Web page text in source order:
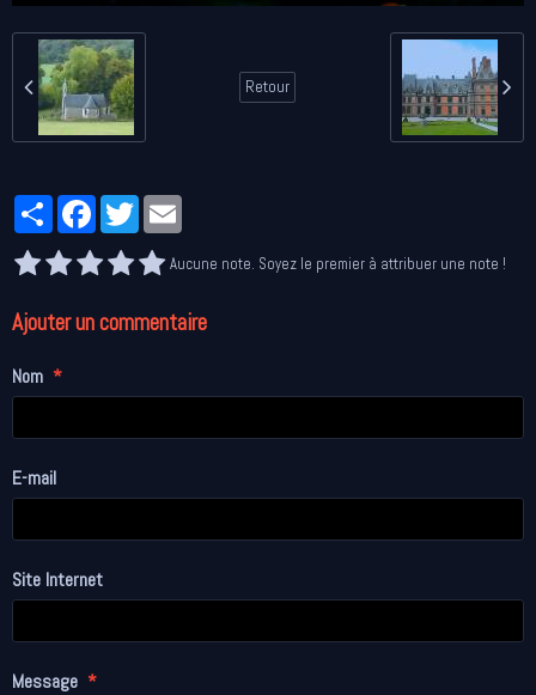
Retour
PartagerFacebookTwitter
Aucune note. Soyez le premier à attribuer une note !
Ajouter un commentaire
Nom
E-mail
Site Internet
Message